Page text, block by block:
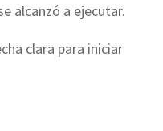
alcanzó a ejecutar.
clara para iniciar